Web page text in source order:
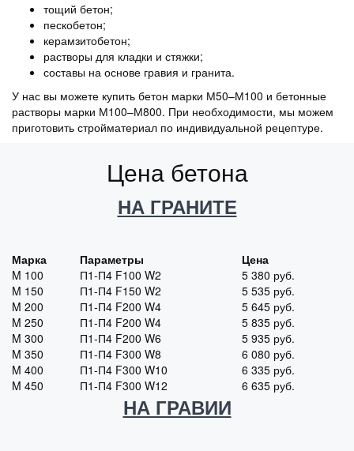
тощий бетон;
пескобетон;
керамзитобетон;
растворы для кладки и стяжки;
составы на основе гравия и гранита.
У нас вы можете купить бетон марки М50–М100 и бетонные
растворы марки М100–М800. При необходимости, мы можем
приготовить стройматериал по индивидуальной рецептуре.
Цена бетона
НА ГРАНИТЕ
Марка Параметры
Цена
M 100
П1-П4 F100 W2 5 380 руб.
M 150
П1-П4 F150 W2 5 535 руб.
M 200
П1-П4 F200 W4 5 645 руб.
M 250
П1-П4 F200 W4 5 835 руб.
M 300
П1-П4 F200 W6 5 935 руб.
M 350
П1-П4 F300 W8 6 080 руб.
M 400
П1-П4 F300 W10 6 335 руб.
M 450
П1-П4 F300 W12 6 635 руб.
НА ГРАВИИ